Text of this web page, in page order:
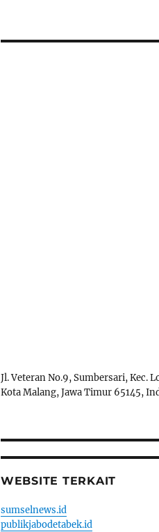
Jl. Veteran No.9, Sumbersari, Kec.
Kota Malang, Jawa Timur 65145,
WEBSITE TERKAIT
sumselnews.id
publikjabodetabek.id